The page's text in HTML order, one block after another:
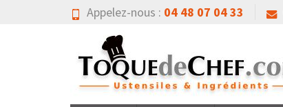
Appelez-nous : 04 48 07 04 33